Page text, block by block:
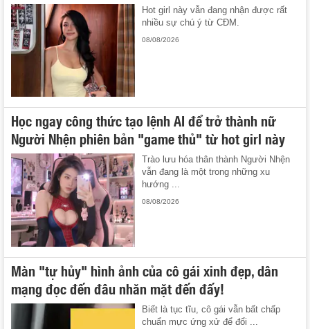
Hot girl này vẫn đang nhận được rất
nhiều sự chú ý từ CĐM.
08/08/2026
Học ngay công thức tạo lệnh AI để trở thành nữ
Người Nhện phiên bản "game thủ" từ hot girl này
Trào lưu hóa thân thành Người Nhện
vẫn đang là một trong những xu
hướng ...
08/08/2026
Màn "tự hủy" hình ảnh của cô gái xinh đẹp, dân
mạng đọc đến đâu nhăn mặt đến đấy!
Biết là tục tĩu, cô gái vẫn bất chấp
chuẩn mực ứng xử để đổi ...